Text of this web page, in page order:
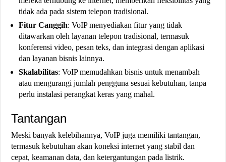
tidak ada pada sistem telepon tradisional.
Fitur Canggih: VoIP menyediakan fitur yang tidak
ditawarkan oleh layanan telepon tradisional, termasuk
konferensi video, pesan teks, dan integrasi dengan aplikasi
dan layanan bisnis lainnya.
Skalabilitas: VoIP memudahkan bisnis untuk menambah
atau mengurangi jumlah pengguna sesuai kebutuhan, tanpa
perlu instalasi perangkat keras yang mahal.
Tantangan
Meski banyak kelebihannya, VoIP juga memiliki tantangan,
termasuk kebutuhan akan koneksi internet yang stabil dan
cepat, keamanan data, dan ketergantungan pada listrik.